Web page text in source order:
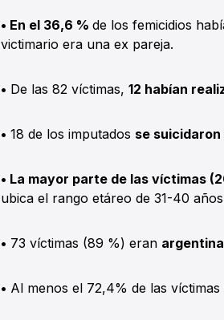
• En el 36,6 % de los femicidios
victimario era una ex pareja.
• De las 82 víctimas, 12 habían
• 18 de los imputados se suicidaron
• La mayor parte de las víctimas
ubica el rango etáreo de 31-40
• 73 víctimas (89 %) eran
• Al menos el 72,4% de las víctimas